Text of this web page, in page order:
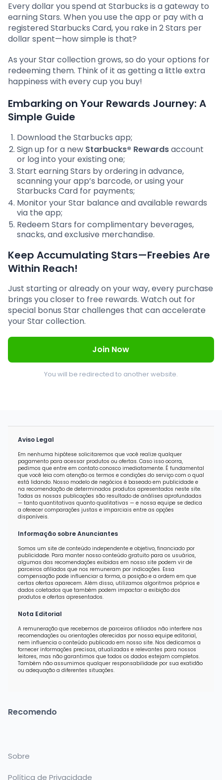
Every dollar you spend at Starbucks is a gateway to
earning Stars. When you use the app or pay with a
registered Starbucks Card, you rake in 2 Stars per
dollar spent—how simple is that?
As your Star collection grows, so do your options for
redeeming them. Think of it as getting a little extra
happiness with every cup you buy!
Embarking on Your Rewards Journey: A
Simple Guide
Download the Starbucks app;
Sign up for a new Starbucks® Rewardsaccount
or log into your existing one;
Start earning Stars by ordering in advance,
scanning your app’s barcode, or using your
Starbucks Card for payments;
Monitor your Star balance and available rewards
via the app;
Redeem Stars for complimentary beverages,
snacks, and exclusive merchandise.
Keep Accumulating Stars—Freebies Are
Within Reach!
Just starting or already on your way, every purchase
brings you closer to free rewards. Watch out for
special bonus Star challenges that can accelerate
your Star collection.
Join Now
You will be redirected to another website.
Aviso Legal
Em nenhuma hipótese solicitaremos que você realize qualquer
pagamento para acessar produtos ou ofertas. Caso isso ocorra,
pedimos que entre em contato conosco imediatamente. É fundamental
que você leia com atenção os termos e condições do serviço com o qual
está lidando. Nosso modelo de negócios é baseado em publicidade e
na recomendação de determinados produtos apresentados neste site.
Todas as nossas publicações são resultado de análises aprofundadas
— tanto quantitativas quanto qualitativas — e nossa equipe se dedica
a oferecer comparações justas e imparciais entre as opções
disponíveis.
Informação sobre Anunciantes
Somos um site de conteúdo independente e objetivo, financiado por
publicidade. Para manter nosso conteúdo gratuito para os usuários,
algumas das recomendações exibidas em nosso site podem vir de
parceiros afiliados que nos remuneram por indicações. Essa
compensação pode influenciar a forma, a posição e a ordem em que
certas ofertas aparecem. Além disso, utilizamos algoritmos próprios e
dados coletados que também podem impactar a exibição dos
produtos e ofertas apresentados.
Nota Editorial
A remuneração que recebemos de parceiros afiliados não interfere nas
recomendações ou orientações oferecidas por nossa equipe editorial,
nem influencia o conteúdo publicado em nosso site. Nos dedicamos a
fornecer informações precisas, atualizadas e relevantes para nossos
leitores, mas não garantimos que todos os dados estejam completos.
Também não assumimos qualquer responsabilidade por sua exatidão
ou adequação a diferentes situações.
Recomendo
Sobre
Política de Privacidade